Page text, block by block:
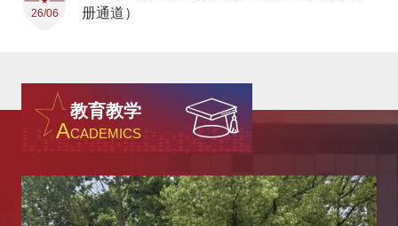
26/06
册通道）
教育教学
ACADEMICS